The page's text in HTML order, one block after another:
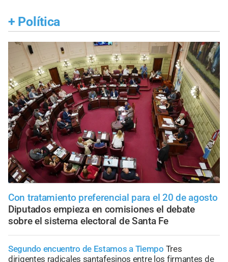
+ Política
Con tratamiento preferencial para el 20 de agosto
Diputados empieza en comisiones el debate
sobre el sistema electoral de Santa Fe
Segundo encuentro de Estamos a Tiempo Tres
dirigentes radicales santafesinos entre los firmantes de